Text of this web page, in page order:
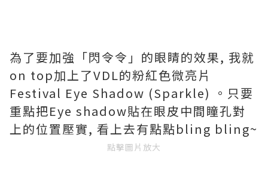
為了要加強「閃令令」的眼睛的效果, 我就
on top加上了VDL的粉紅色微亮片
Festival Eye Shadow (Sparkle) 。只要
重點把Eye shadow貼在眼皮中間瞳孔對
上的位置壓實, 看上去有點點bling bling~
點擊圖片放大